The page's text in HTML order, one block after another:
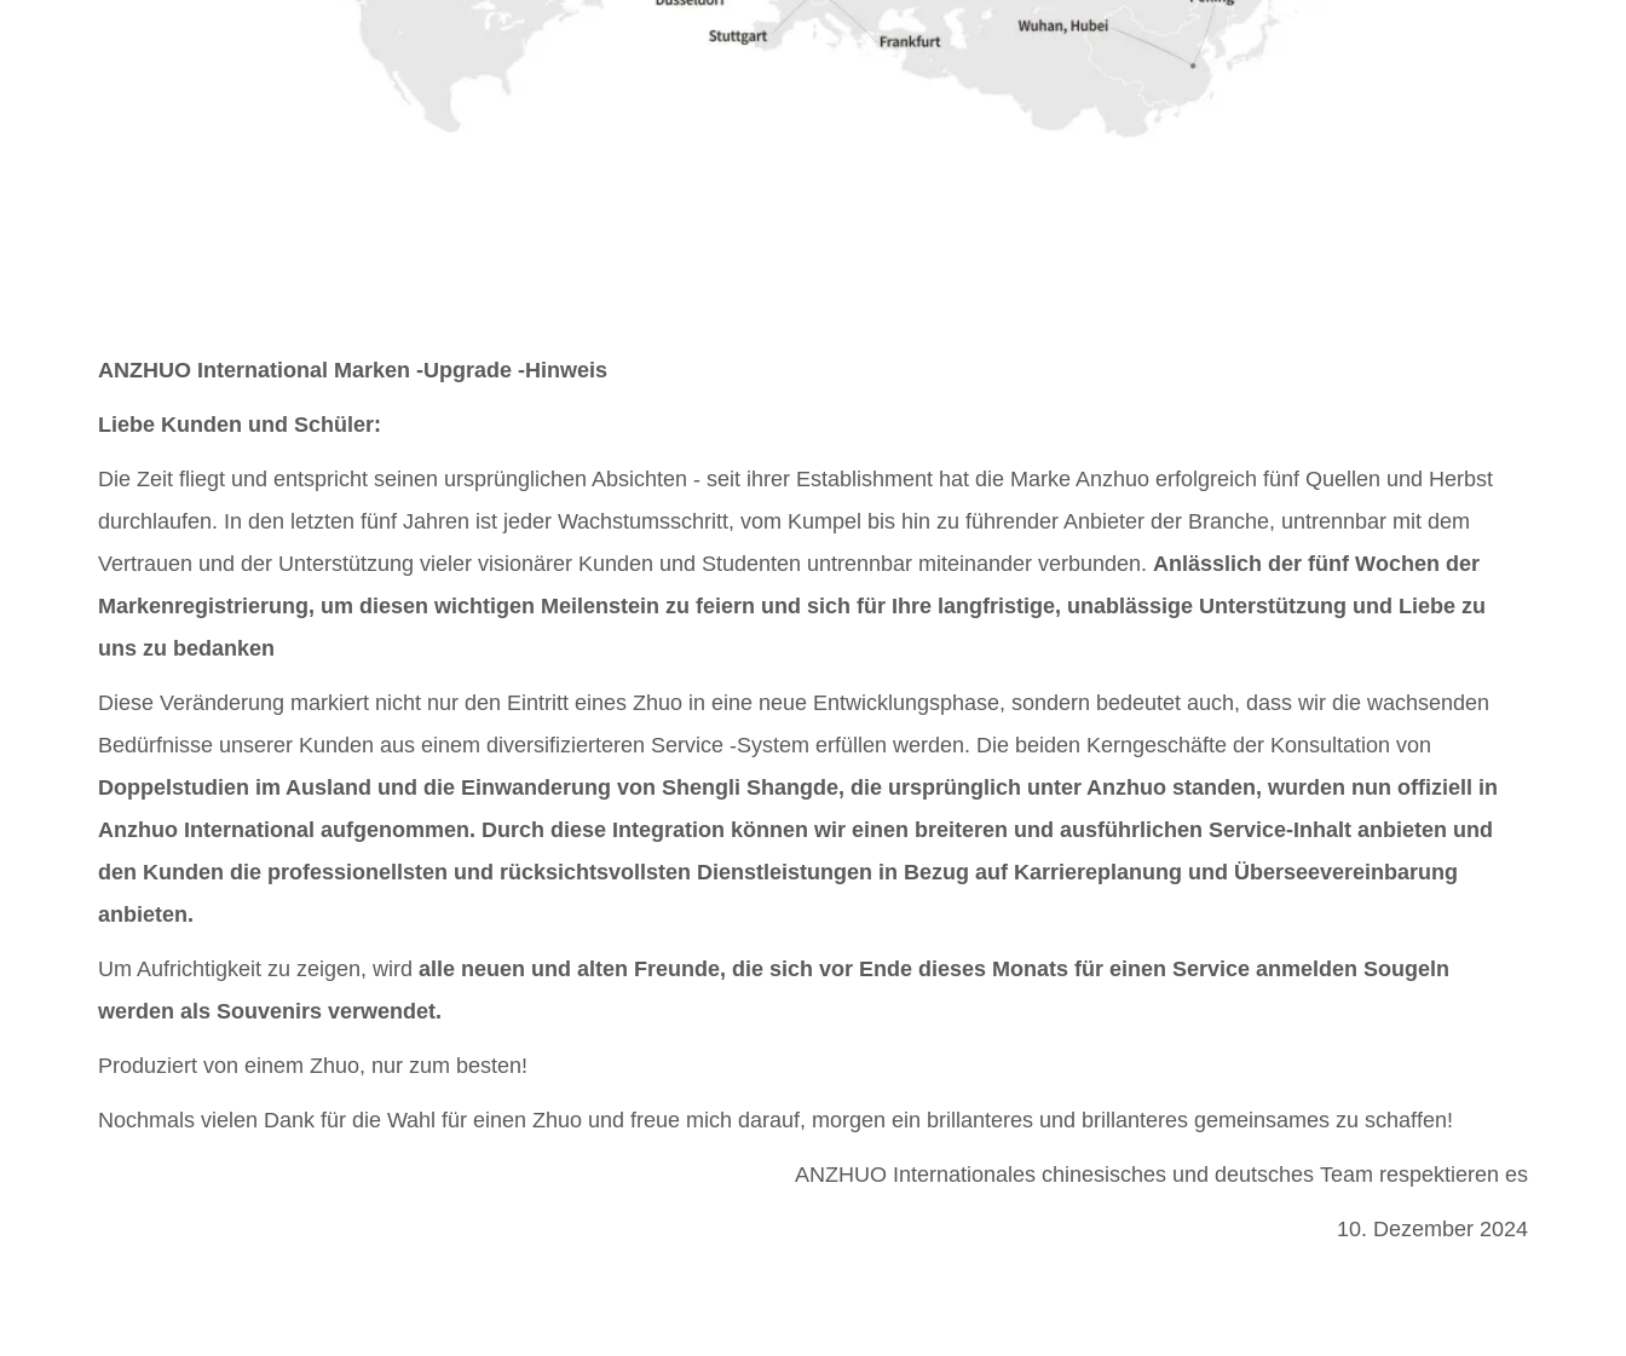
ANZHUO International Marken -Upgrade -Hinweis
Liebe Kunden und Schüler:
Die Zeit fliegt und entspricht seinen ursprünglichen Absichten - seit ihrer Establishment hat die Marke Anzhuo erfolgreich fünf Quellen und Herbst
durchlaufen. In den letzten fünf Jahren ist jeder Wachstumsschritt, vom Kumpel bis hin zu führender Anbieter der Branche, untrennbar mit dem
Vertrauen und der Unterstützung vieler visionärer Kunden und Studenten untrennbar miteinander verbunden.Anlässlich der fünf Wochen der
Markenregistrierung, um diesen wichtigen Meilenstein zu feiern und sich für Ihre langfristige, unablässige Unterstützung und Liebe zu
uns zu bedanken
Diese Veränderung markiert nicht nur den Eintritt eines Zhuo in eine neue Entwicklungsphase, sondern bedeutet auch, dass wir die wachsenden
Bedürfnisse unserer Kunden aus einem diversifizierteren Service -System erfüllen werden. Die beiden Kerngeschäfte der Konsultation von
Doppelstudien im Ausland und die Einwanderung von Shengli Shangde, die ursprünglich unter Anzhuo standen, wurden nun offiziell in
Anzhuo International aufgenommen. Durch diese Integration können wir einen breiteren und ausführlichen Service-Inhalt anbieten und
den Kunden die professionellsten und rücksichtsvollsten Dienstleistungen in Bezug auf Karriereplanung und Überseevereinbarung
anbieten.
Um Aufrichtigkeit zu zeigen, wirdalle neuen und alten Freunde, die sich vor Ende dieses Monats für einen Service anmelden Sougeln
werden als Souvenirs verwendet.
Produziert von einem Zhuo, nur zum besten!
Nochmals vielen Dank für die Wahl für einen Zhuo und freue mich darauf, morgen ein brillanteres und brillanteres gemeinsames zu schaffen!
ANZHUO Internationales chinesisches und deutsches Team respektieren es
10. Dezember 2024